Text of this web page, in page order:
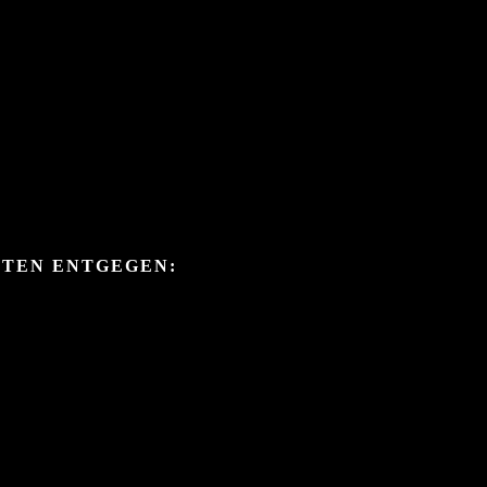
ENTGEGEN: